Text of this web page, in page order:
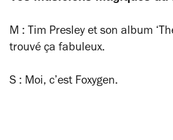
M : Tim Presley et son album
trouvé ça fabuleux.
S : Moi, c’est Foxygen.